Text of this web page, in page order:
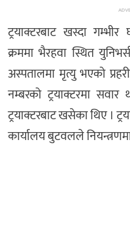
ट्रयाक्टरबाट खस्दा
क्रममा भैरहवा स्थित
अस्पतालमा मृत्यु भएको
नम्बरको ट्रयाक्टरमा
ट्रयाक्टरबाट खसेका थिए ।
कार्यालय बुटवलले